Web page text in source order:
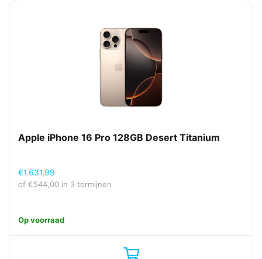
Apple iPhone 16 Pro 128GB Desert Titanium
€1.631,99
of €544,00 in 3 termijnen
Op voorraad